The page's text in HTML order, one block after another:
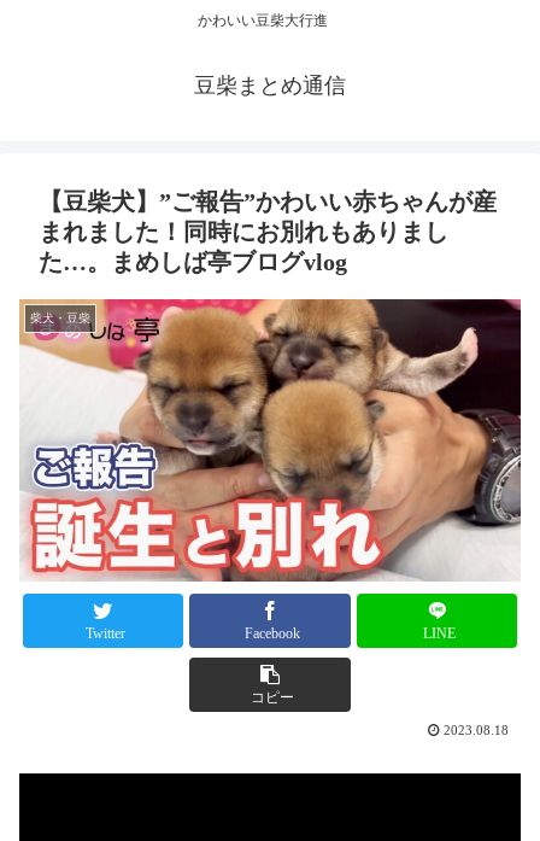
かわいい豆柴大行進
豆柴まとめ通信
【豆柴犬】”ご報告”かわいい赤ちゃんが産
まれました！同時にお別れもありまし
た…。まめしば亭ブログvlog
柴犬・豆柴
Twitter Facebook LINE
コピー
2023.08.18